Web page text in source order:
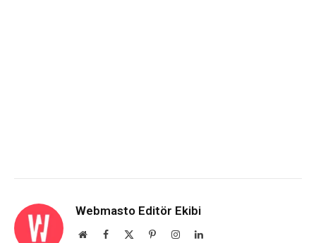
Webmasto Editör Ekibi
WebsiteFacebook PinterestInstagramLinkedIn